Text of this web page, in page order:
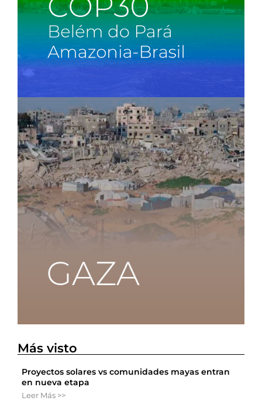
Más visto
Proyectos solares vs comunidades mayas entran
en nueva etapa
Leer Más >>